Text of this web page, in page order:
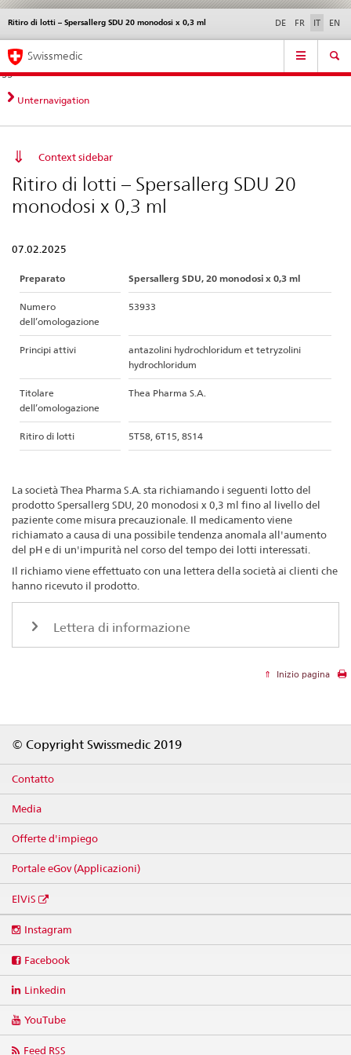
Navigazione
diretta:
novità,
aspetti
contatto
Novità &
norme
Contatto | Supporto &
aiuto
Ritiro di lotti – Spersallerg SDU 20 monodosi x 0,3 ml DE FR IT EN
Service
Navigation
Swissmedic
Unternavigation
Context sidebar
Ritiro di lotti – Spersallerg SDU 20
monodosi x 0,3 ml
07.02.2025
Preparato Spersallerg SDU, 20 monodosi x 0,3 ml
Numero
dell’omologazione
53933
Principi attivi
antazolini hydrochloridum et tetryzolini
hydrochloridum
Titolare
dell’omologazione
Thea Pharma S.A.
Ritiro di lotti 5T58, 6T15, 8S14
La società Thea Pharma S.A. sta richiamando i seguenti lotto del
prodotto Spersallerg SDU, 20 monodosi x 0,3 ml fino al livello del
paziente come misura precauzionale. Il medicamento viene
richiamato a causa di una possibile tendenza anomala all'aumento
del pH e di un'impurità nel corso del tempo dei lotti interessati.
Il richiamo viene effettuato con una lettera della società ai clienti che
hanno ricevuto il prodotto.
Lettera di informazione
Inizio pagina
© Copyright Swissmedic 2019
Contatto
Media
Offerte d'impiego
Portale eGov (Applicazioni)
ElViS
media
Instagram
Facebook
Linkedin
YouTube
Feed RSS